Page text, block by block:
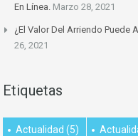
En Línea. Marzo 28, 2021
¿El Valor Del Arriendo Puede
26, 2021
Etiquetas
Actualidad (5)